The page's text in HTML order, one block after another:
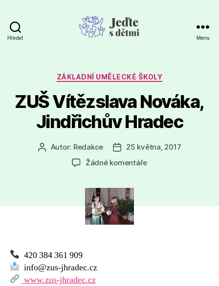
Hledat Menu
Rubriky
ZÁKLADNÍ UMĚLECKÉ ŠKOLY
ZUŠ Vítězslava Nováka,
Jindřichův Hradec
Autor
příspěvku
Autor: Redakce
Datum
příspěvku
25 května, 2017
Žádné komentářeu
ZUŠ
420 384 361 909
info@zus-jhradec.cz
www.zus-jhradec.cz